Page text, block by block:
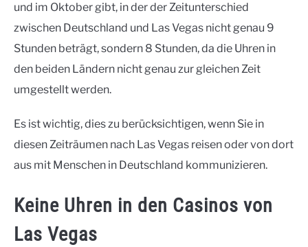
und im Oktober gibt, in der der Zeitunterschied
zwischen Deutschland und Las Vegas nicht genau 9
Stunden beträgt, sondern 8 Stunden, da die Uhren in
den beiden Ländern nicht genau zur gleichen Zeit
umgestellt werden.
Es ist wichtig, dies zu berücksichtigen, wenn Sie in
diesen Zeiträumen nach Las Vegas reisen oder von dort
aus mit Menschen in Deutschland kommunizieren.
Keine Uhren in den Casinos von
Las Vegas